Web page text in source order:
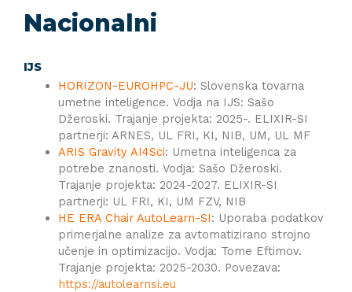
Nacionalni
IJS
HORIZON-EUROHPC-JU: Slovenska tovarna
umetne inteligence. Vodja na IJS: Sašo
Džeroski. Trajanje projekta: 2025-. ELIXIR-SI
partnerji: ARNES, UL FRI, KI, NIB, UM, UL MF
ARIS Gravity AI4Sci: Umetna inteligenca za
potrebe znanosti. Vodja: Sašo Džeroski.
Trajanje projekta: 2024-2027. ELIXIR-SI
partnerji: UL FRI, KI, UM FZV, NIB
HE ERA Chair AutoLearn-SI: Uporaba podatkov
primerjalne analize za avtomatizirano strojno
učenje in optimizacijo. Vodja: Tome Eftimov.
Trajanje projekta: 2025-2030. Povezava:
https://autolearnsi.eu